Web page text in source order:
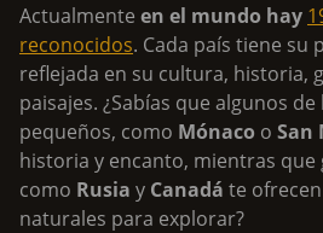
Actualmente en el mundo hay
reconocidos. Cada país tiene su
reflejada en su cultura, historia,
paisajes. ¿Sabías que algunos
pequeños, como Mónaco o San
historia y encanto, mientras que
como Rusia y Canadá te
naturales para explorar?